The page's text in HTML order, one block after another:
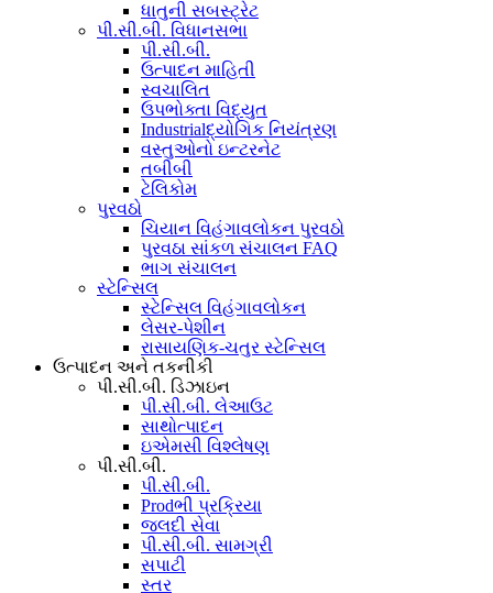
ધાતુની સબસ્ટ્રેટ
પી.સી.બી. વિધાનસભા
પી.સી.બી.
ઉત્પાદન માહિતી
સ્વચાલિત
ઉપભોક્તા વિદ્યુત
Industrialદ્યોગિક નિયંત્રણ
વસ્તુઓનો ઇન્ટરનેટ
તબીબી
ટેલિકોમ
પુરવઠો
ચિયાન વિહંગાવલોકન પુરવઠો
પુરવઠા સાંકળ સંચાલન FAQ
ભાગ સંચાલન
સ્ટેન્સિલ
સ્ટેન્સિલ વિહંગાવલોકન
લેસર-પેશીન
રાસાયણિક-ચતુર સ્ટેન્સિલ
ઉત્પાદન અને તકનીકી
પી.સી.બી. ડિઝાઇન
પી.સી.બી. લેઆઉટ
સાથોત્પાદન
ઇએમસી વિશ્લેષણ
પી.સી.બી.
પી.સી.બી.
Prodભી પ્રક્રિયા
જલદી સેવા
પી.સી.બી. સામગ્રી
સપાટી
સ્તર